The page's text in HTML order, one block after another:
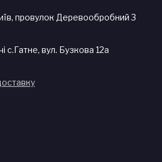
провулок Деревообробний 3
с.Гатне, вул. Бузкова 12а